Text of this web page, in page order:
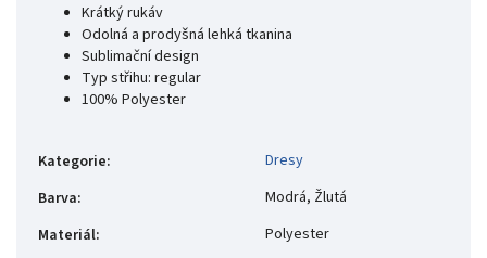
Krátký rukáv
Odolná a prodyšná lehká tkanina
Sublimační design
Typ střihu: regular
100% Polyester
Kategorie:
Dresy
Barva:
Modrá, Žlutá
Materiál:
Polyester